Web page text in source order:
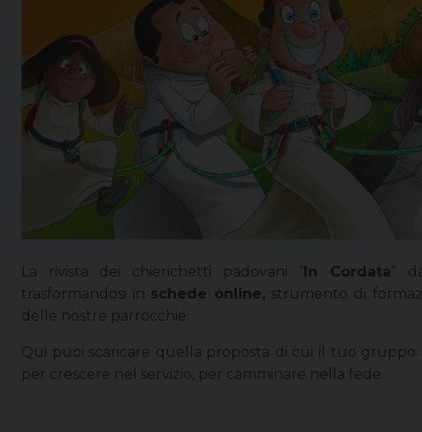
La rivista dei chierichetti padovani “In Cordata ”
trasformandosi in schede online, strumento di
delle nostre parrocchie.
Qui puoi scaricare quella proposta di cui il tuo
per crescere nel servizio, per camminare nella fede.